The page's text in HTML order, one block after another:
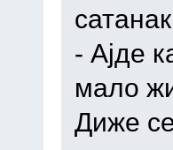
- Ајде
мало
Диже